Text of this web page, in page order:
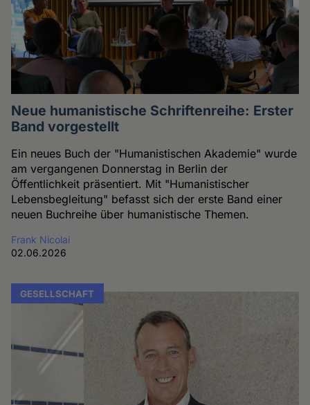
Neue humanistische Schriftenreihe: Erster
Band vorgestellt
Ein neues Buch der "Humanistischen Akademie" wurde
am vergangenen Donnerstag in Berlin der
Öffentlichkeit präsentiert. Mit "Humanistischer
Lebensbegleitung" befasst sich der erste Band einer
neuen Buchreihe über humanistische Themen.
Frank Nicolai
02.06.2026
GESELLSCHAFT